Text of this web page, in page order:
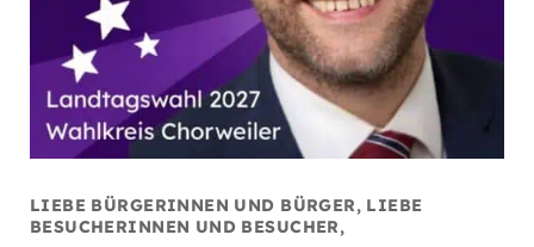
LIEBE BÜRGERINNEN UND BÜRGER, LIEBE
BESUCHERINNEN UND BESUCHER,